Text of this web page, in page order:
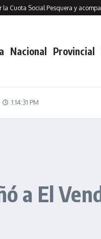
Pesquera y acompañó el
Nacional Provincial
1:14:32 PM
a El